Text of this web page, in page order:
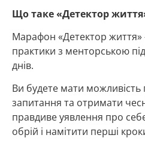
Що таке «Детектор
Марафон «Детектор життя»
практики з менторською
днів.
Ви будете мати можливість
запитання та отримати
правдиве уявлення про
обрій і намітити перші